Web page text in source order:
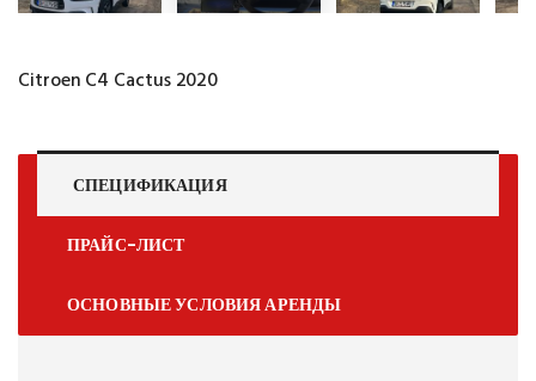
Citroen C4 Cactus 2020
СПЕЦИФИКАЦИЯ
ПРАЙС-ЛИСТ
ОСНОВНЫЕ УСЛОВИЯ АРЕНДЫ